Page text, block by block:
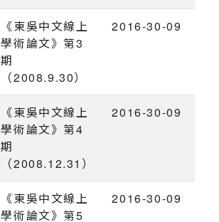
《東吳中文線上
學術論文》第3
期
（2008.9.30）
2016-30-09
《東吳中文線上
學術論文》第4
期
（2008.12.31）
2016-30-09
《東吳中文線上
學術論文》第5
2016-30-09